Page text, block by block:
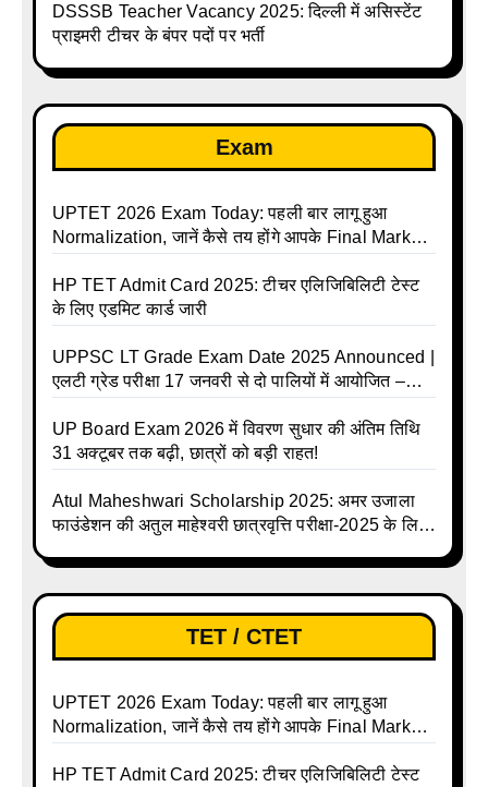
DSSSB Teacher Vacancy 2025: दिल्ली में असिस्टेंट
प्राइमरी टीचर के बंपर पदों पर भर्ती
Exam
UPTET 2026 Exam Today: पहली बार लागू हुआ
Normalization, जानें कैसे तय होंगे आपके Final Marks
HP TET Admit Card 2025: टीचर एलिजिबिलिटी टेस्ट
के लिए एडमिट कार्ड जारी
UPPSC LT Grade Exam Date 2025 Announced |
एलटी ग्रेड परीक्षा 17 जनवरी से दो पालियों में आयोजित –
UP Board Exam 2026 में विवरण सुधार की अंतिम तिथि
31 अक्टूबर तक बढ़ी, छात्रों को बड़ी राहत!
Atul Maheshwari Scholarship 2025: अमर उजाला
फाउंडेशन की अतुल माहेश्वरी छात्रवृत्ति परीक्षा-2025 के लिए
TET / CTET
UPTET 2026 Exam Today: पहली बार लागू हुआ
Normalization, जानें कैसे तय होंगे आपके Final Marks
HP TET Admit Card 2025: टीचर एलिजिबिलिटी टेस्ट